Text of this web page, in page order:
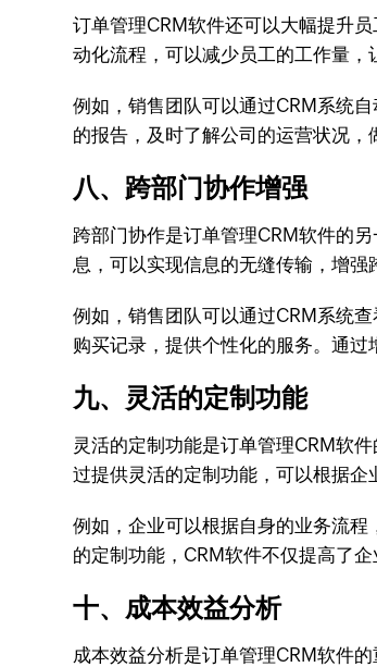
订单管理CRM软件还可以大幅提升
动化流程，可以减少员工的工作量，
例如，销售团队可以通过CRM系统
的报告，及时了解公司的运营状况，
八、跨部门协作增强
跨部门协作是订单管理CRM软件的
息，可以实现信息的无缝传输，增强
例如，销售团队可以通过CRM系统
购买记录，提供个性化的服务。通过
九、灵活的定制功能
灵活的定制功能是订单管理CRM软
过提供灵活的定制功能，可以根据企
例如，企业可以根据自身的业务流
的定制功能，CRM软件不仅提高了
十、成本效益分析
成本效益分析是订单管理CRM软件